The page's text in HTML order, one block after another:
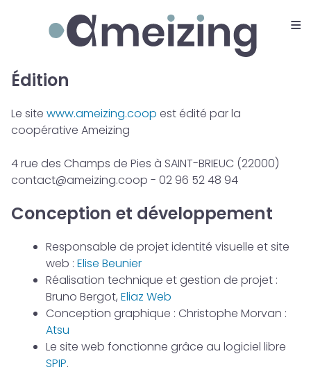
Ameizing
≡
Mentions légales
Édition
Le sitewww.ameizing.coop est édité par la
coopérative Ameizing
4 rue des Champs de Pies à SAINT-BRIEUC (22000)
contact@ameizing.coop - 02 96 52 48 94
Conception et développement
Responsable de projet identité visuelle et site
web :Elise Beunier
Réalisation technique et gestion de projet :
Bruno Bergot,Eliaz Web
Conception graphique : Christophe Morvan :
Atsu
Le site web fonctionne grâce au logiciel libre
SPIP.